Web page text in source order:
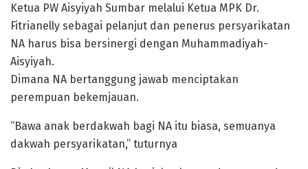
Ketua PW Aisyiyah Sumbar melalui Ketua MPK Dr.
Fitrianelly sebagai pelanjut dan penerus persyarikatan
NA harus bisa bersinergi dengan Muhammadiyah-
Aisyiyah.
Dimana NA bertanggung jawab menciptakan
perempuan bekemjauan.
“Bawa anak berdakwah bagi NA itu biasa, semuanya
dakwah persyarikatan,” tuturnya